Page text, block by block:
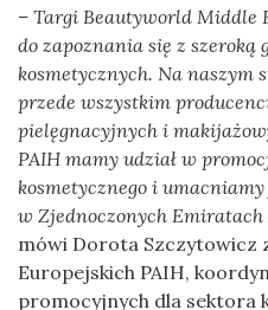
– Targi Beautyworld Middle
do zapoznania się z szeroką
kosmetycznych. Na naszym
przede wszystkim
pielęgnacyjnych i
PAIH mamy udział w
kosmetycznego i
w Zjednoczonych
mówi Dorota Szczytowicz
Europejskich PAIH,
promocyjnych dla sektora